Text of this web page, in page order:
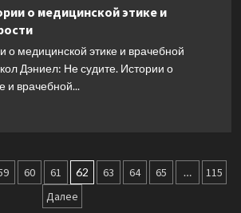
о медицинской этике и
о медицинской этике и врачебной
Дэниел: Не судите. Истории о
и врачебной...
60 61 62 63 64 65 …
115
Далее